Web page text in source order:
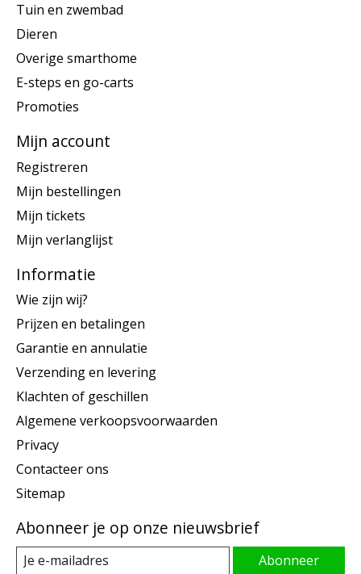
Tuin en zwembad
Dieren
Overige smarthome
E-steps en go-carts
Promoties
Mijn account
Registreren
Mijn bestellingen
Mijn tickets
Mijn verlanglijst
Informatie
Wie zijn wij?
Prijzen en betalingen
Garantie en annulatie
Verzending en levering
Klachten of geschillen
Algemene verkoopsvoorwaarden
Privacy
Contacteer ons
Sitemap
Abonneer je op onze nieuwsbrief
Abonneer